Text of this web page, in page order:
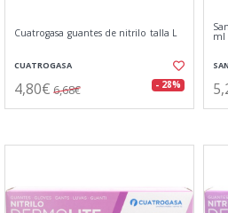
Cuatrogasa guantes de nitrilo talla L
CUATROGASA
4,80€ 6,68€ - 28%
ml